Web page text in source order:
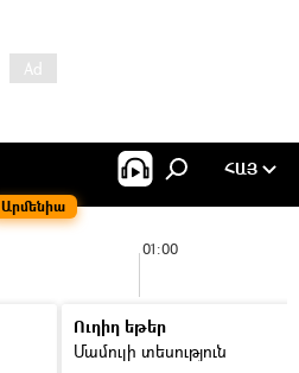
Արմենիա
ՀԱՅ
01:00
Ուղիղ եթեր
Մամուլի տեսություն